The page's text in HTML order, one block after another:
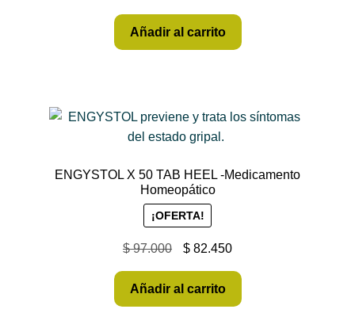
Añadir al carrito
ENGYSTOL X 50 TAB HEEL -Medicamento
Homeopático
¡OFERTA!
$97.000 $82.450
Añadir al carrito